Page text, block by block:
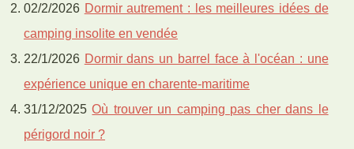
02/2/2026 Dormir autrement : les meilleures idées de
camping insolite en vendée
22/1/2026 Dormir dans un barrel face à l'océan : une
expérience unique en charente-maritime
31/12/2025Où trouver un camping pas cher dans le
périgord noir ?